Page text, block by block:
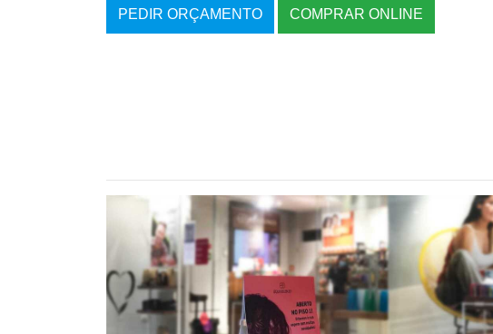
PEDIR ORÇAMENTO COMPRAR ONLINE